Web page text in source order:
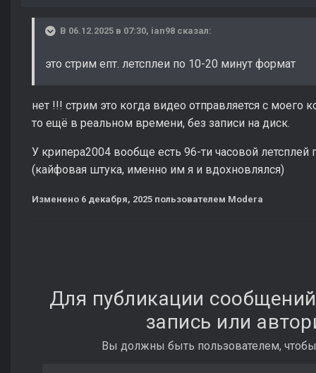
В 06.12.2025 в 07:30, ian98 сказал:
это стрим епт. летсплеи по 10-20 минут формат
нет !!! стрим это когда видео отправляется с моего
то ещё в реальном времени, без записи на диск.
У крипера2004 вообще есть 96-ти часовой
(кайфовая штука, именно им я и вдохновлялся)
Изменено 6 декабря, 2025 пользователем Modera
Для публикации
запись или
Вы должны быть пользователем,